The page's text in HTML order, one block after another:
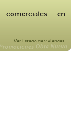
comerciales... en
Ver listado de viviendas